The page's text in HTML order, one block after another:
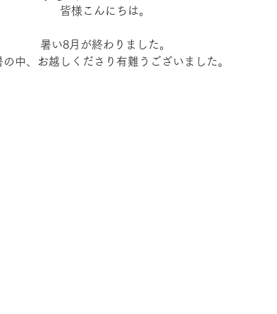
皆様こんにちは。
暑い8月が終わりました。
の中、お越しくださり有難うございました。